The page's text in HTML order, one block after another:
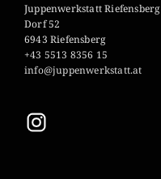
Juppenwerkstatt Riefensberg
Dorf 52
6943 Riefensberg
+43 5513 8356 15
info@juppenwerkstatt.at